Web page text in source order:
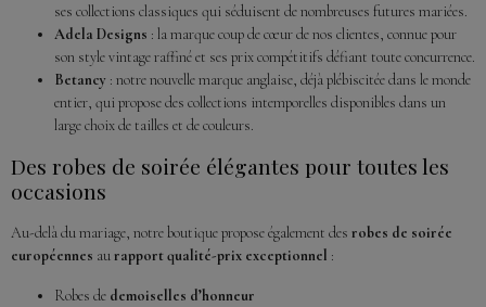
ses collections classiques qui séduisent de nombreuses futures mariées.
Adela Designs : la marque coup de cœur de nos clientes, connue pour
son style vintage raffiné et ses prix compétitifs défiant toute concurrence.
Betancy : notre nouvelle marque anglaise, déjà plébiscitée dans le monde
entier, qui propose des collections intemporelles disponibles dans un
large choix de tailles et de couleurs.
Des robes de soirée élégantes pour toutes les
occasions
Au-delà du mariage, notre boutique propose également des robes de soirée
européennes aurapport qualité-prix exceptionnel :
Robes de demoiselles d’honneur